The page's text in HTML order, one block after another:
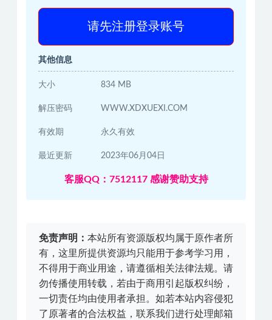
请先注册登录账号
其他信息
大小 834 MB
解压密码 WWW.XDXUEXI.COM
有效期 永久有效
最近更新 2023年06月04日
客服QQ：7512117 感谢赞助支持
免责声明： 本站所有资源版权均属于原作者所
有，这里所提供资源均只能用于参考学习用，
不得用于商业用途，请遵循相关法律法规。请
勿传播使用转载，若由于商用引起版权纠纷，
一切责任均由使用者承担。如若本站内容侵犯
了原著者的合法权益，联系我们进行处理邮箱